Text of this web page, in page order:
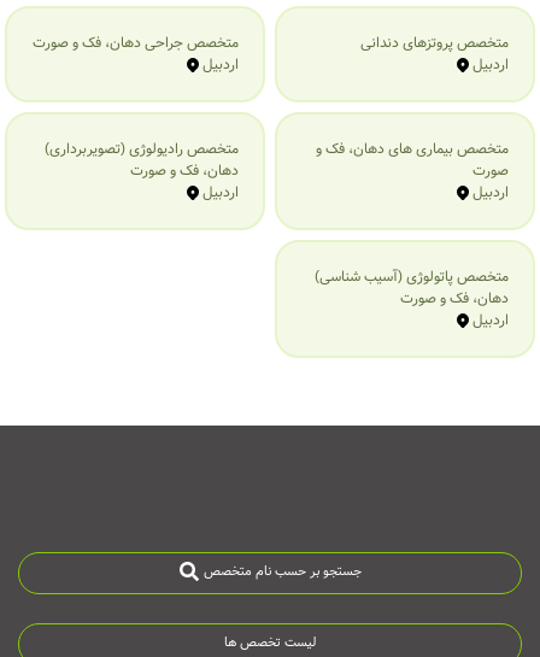
متخصص پروتزهای دندانی
اردبیل
متخصص جراحی دهان، فک و صورت
اردبیل
متخصص بیماری‌ های دهان، فک و
صورت
اردبیل
متخصص رادیولوژی (تصویربرداری)
دهان، فک و صورت
اردبیل
متخصص پاتولوژی (آسیب شناسی)
دهان، فک و صورت
اردبیل
جستجو بر حسب نام متخصص
لیست تخصص ها